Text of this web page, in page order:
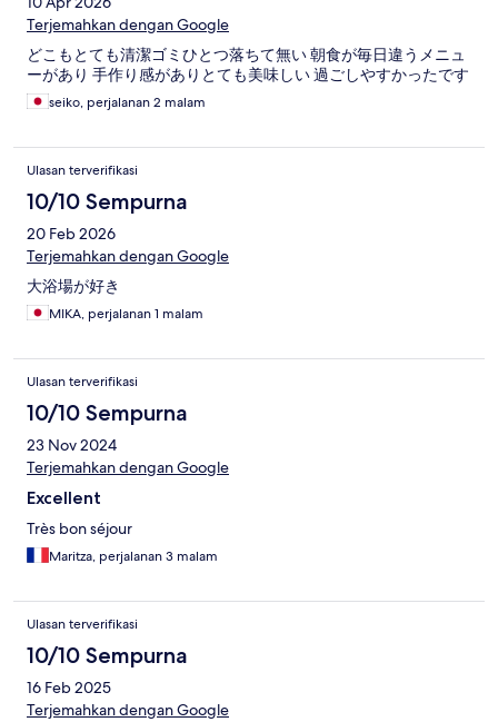
Terjemahkan dengan Google
どこもとても清潔ゴミひとつ落ちて無い 朝食が毎日違うメニュ
ーがあり 手作り感がありとても美味しい 過ごしやすかったです
seiko, perjalanan 2 malam
Ulasan terverifikasi
10/10 Sempurna
20 Feb 2026
Terjemahkan dengan Google
大浴場が好き
MIKA, perjalanan 1 malam
Ulasan terverifikasi
10/10 Sempurna
23 Nov 2024
Terjemahkan dengan Google
Excellent
Très bon séjour
Maritza, perjalanan 3 malam
Ulasan terverifikasi
10/10 Sempurna
16 Feb 2025
Terjemahkan dengan Google